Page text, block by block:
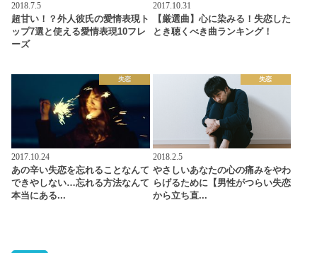
2018.7.5
超甘い！？外人彼氏の愛情表現ト
ップ7選と使える愛情表現10フレ
ーズ
2017.10.31
【厳選曲】心に染みる！失恋した
とき聴くべき曲ランキング！
失恋
2017.10.24
あの辛い失恋を忘れることなんて
できやしない…忘れる方法なんて
本当にある...
失恋
2018.2.5
やさしいあなたの心の痛みをやわ
らげるために【男性がつらい失恋
から立ち直...